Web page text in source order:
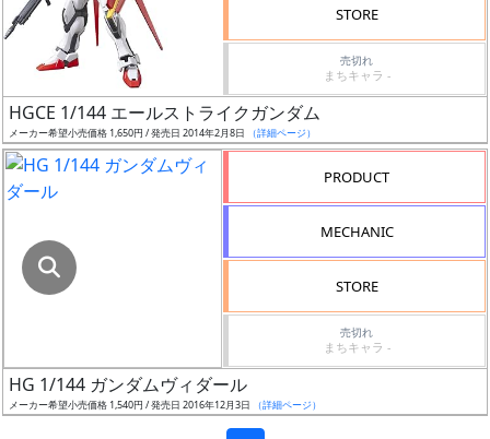
ー
ズ・
タ
イ
売
STORE
売切れ
まちキャラ -
HGCE 1/144 エールストライクガンダム
メーカー希望小売価格 1,650円 / 発売日 2014年2月8日 （詳細ページ）
PRODUCT
MECHANIC
STORE
売切れ
まちキャラ -
HG 1/144 ガンダムヴィダール
メーカー希望小売価格 1,540円 / 発売日 2016年12月3日 （詳細ページ）